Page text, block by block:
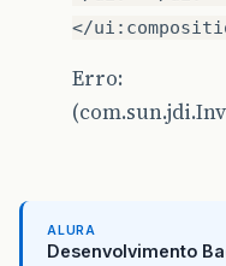
</
Erro:
ALURA
Desenvolvimento